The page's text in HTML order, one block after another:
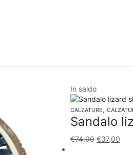
In saldo
CALZATURE,
Sandalo
€74,00 €37,00